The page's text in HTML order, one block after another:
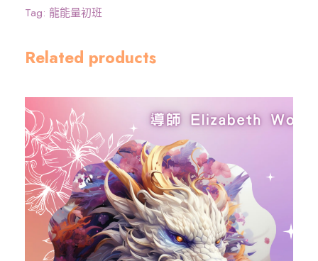
班
舊
生
讀
數
量
Tag: 龍能量初班
Related products